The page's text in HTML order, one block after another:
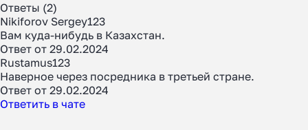
Ответы (2)
Nikiforov Sergey123
Вам куда-нибудь в Казахстан.
Ответ от 29.02.2024
Rustamus123
Наверное через посредника в третьей стране.
Ответ от 29.02.2024
Ответить в чате